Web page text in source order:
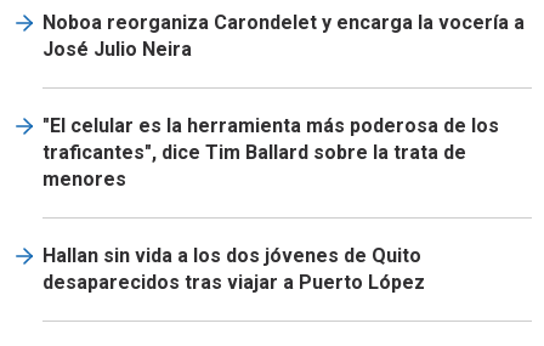
Noboa reorganiza Carondelet y encarga la vocería a
José Julio Neira
"El celular es la herramienta más poderosa de los
traficantes", dice Tim Ballard sobre la trata de
menores
Hallan sin vida a los dos jóvenes de Quito
desaparecidos tras viajar a Puerto López